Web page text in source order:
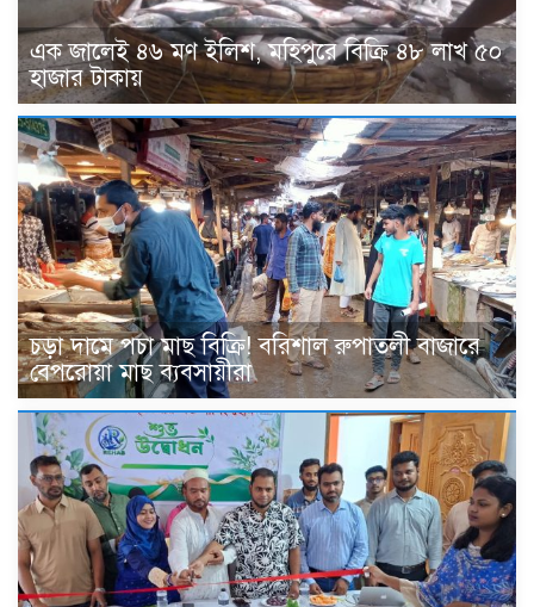
এক জালেই ৪৬ মণ ইলিশ, মহিপুরে বিক্রি ৪৮ লাখ ৫০
হাজার টাকায়
চড়া দামে পচা মাছ বিক্রি! বরিশাল রুপাতলী বাজারে
বেপরোয়া মাছ ব্যবসায়ীরা